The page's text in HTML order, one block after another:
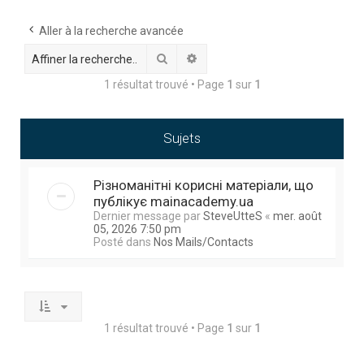
e
Aller à la recherche avancée
Rechercher
1 résultat trouvé • Page 1 sur 1
Sujets
Різноманітні корисні матеріали, що
публікує mainacademy.ua
Dernier message parSteveUtteS « mer. août
05, 2026 7:50 pm
Posté dans Nos Mails/Contacts
1 résultat trouvé • Page 1 sur 1